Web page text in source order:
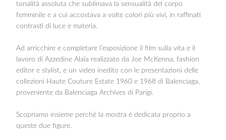
tonalità assoluta che sublimava la sensualità del corpo
femminile e a cui accostava a volte colori più vivi, in raffinati
contrasti di luce e materia.
Ad arricchire e completare l’esposizione il film sulla vita e il
lavoro di Azzedine Alaïa realizzato da Joe McKenna, fashion
editor e stylist, e un video inedito con le presentazioni delle
collezioni Haute Couture Estate 1960 e 1968 di Balenciaga,
proveniente da Balenciaga Archives di Parigi.
Scopriamo insieme perché la mostra è dedicata proprio a
queste due figure.